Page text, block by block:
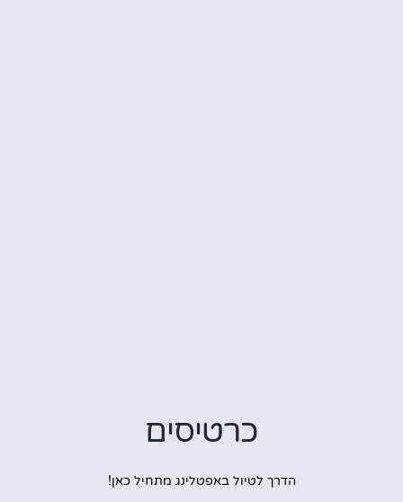
כרטיסים
הדרך לטיול באפטלינג מתחיל כאן!